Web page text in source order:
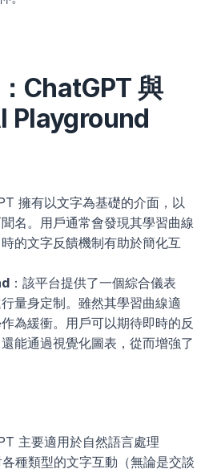
ChatGPT 與
Playground
擁有以文字為基礎的介面，以
名。用戶通常會發現其學習曲線
的文字反饋機制有助於簡化互
：該平台提供了一個綜合儀表
量身定制。雖然其學習曲線適
為緩衝。用戶可以期待即時的反
能通過視覺化圖表，從而增強了
主要適用於自然語言處理
各種類型的文字互動（無論是交談